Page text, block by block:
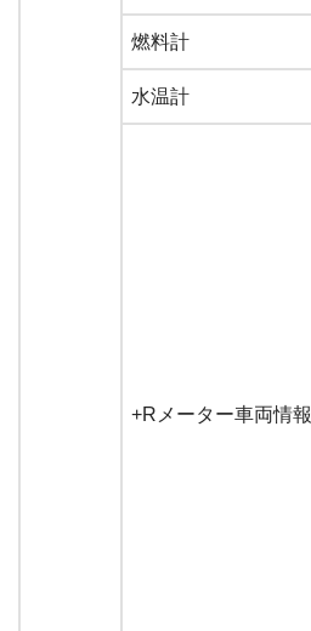
燃料計
水温計
+Rメーター車両情報